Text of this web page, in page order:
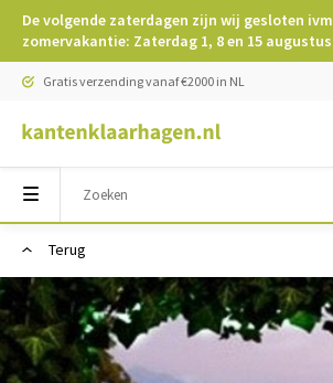
De volgende zaterdagen zijn wij gesloten ivm
zomervakantie: Zaterdag 1, 8 en 15 augustus
Gratis verzending vanaf €2000 in NL
Terug